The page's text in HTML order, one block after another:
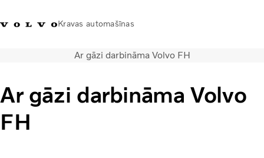
Kravas automašīnas
Volvo Trucks veikalsIenāktLatvija
Transporta risinājumi
Kravas automašīnas
Pakalpojumi
Ar gāzi darbināma Volvo FH
Ar gāzi darbināma Volvo
FH